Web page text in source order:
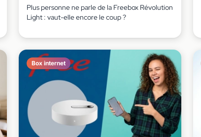
Plus personne ne parle de la Freebox Révolution
Light : vaut-elle encore le coup ?
Box internet